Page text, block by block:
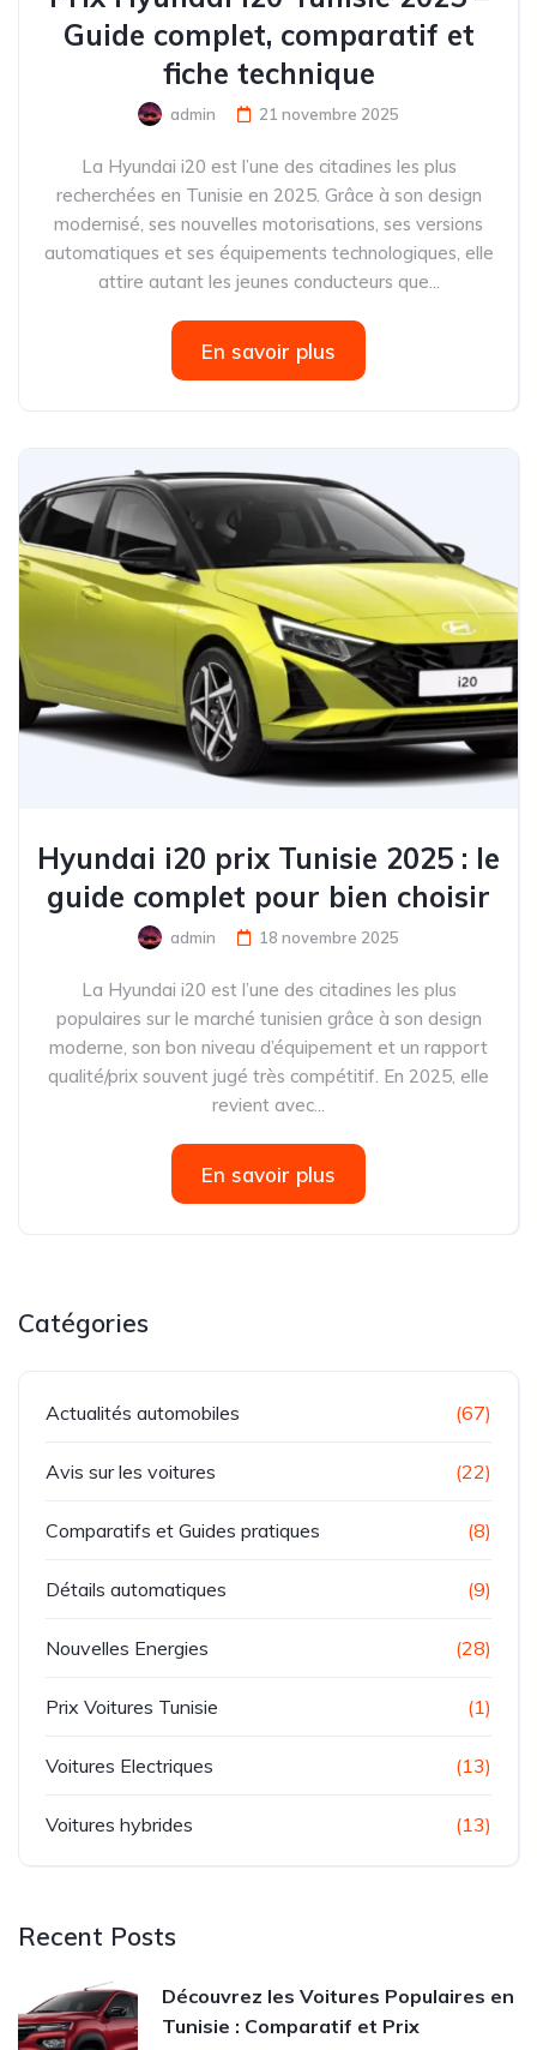
Guide complet, comparatif et
fiche technique
admin 21 novembre 2025
La Hyundai i20 est l’une des citadines les plus
recherchées en Tunisie en 2025. Grâce à son design
modernisé, ses nouvelles motorisations, ses versions
automatiques et ses équipements technologiques, elle
attire autant les jeunes conducteurs que...
En savoir plus
Hyundai i20 prix Tunisie 2025 : le
guide complet pour bien choisir
admin 18 novembre 2025
La Hyundai i20 est l’une des citadines les plus
populaires sur le marché tunisien grâce à son design
moderne, son bon niveau d’équipement et un rapport
qualité/prix souvent jugé très compétitif. En 2025, elle
revient avec...
En savoir plus
Catégories
Actualités automobiles (67)
Avis sur les voitures (22)
Comparatifs et Guides pratiques (8)
Détails automatiques (9)
Nouvelles Energies (28)
Prix Voitures Tunisie (1)
Voitures Electriques (13)
Voitures hybrides (13)
Recent Posts
Découvrez les Voitures Populaires en
Tunisie : Comparatif et Prix